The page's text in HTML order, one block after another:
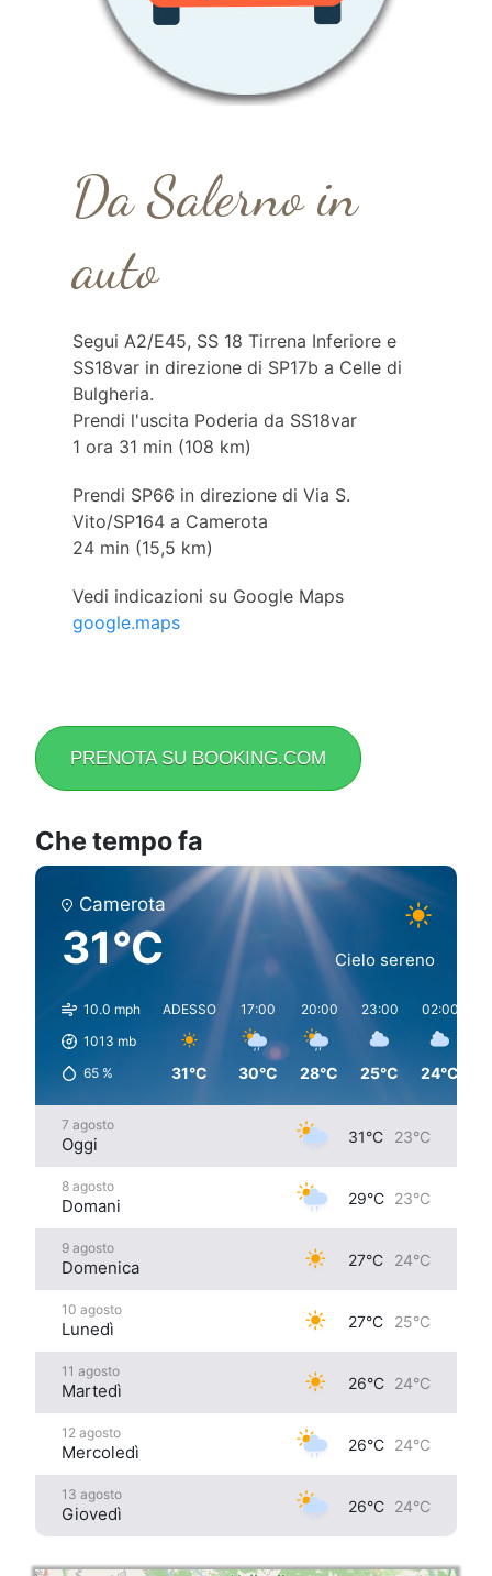
Da Salerno in
auto
Segui A2/E45, SS 18 Tirrena Inferiore e
SS18var in direzione di SP17b a Celle di
Bulgheria.
Prendi l'uscita Poderia da SS18var
1 ora 31 min (108 km)
Prendi SP66 in direzione di Via S.
Vito/SP164 a Camerota
24 min (15,5 km)
Vedi indicazioni su Google Maps
google.maps
PRENOTA SU BOOKING.COM
Che tempo fa
Camerota
31°C Cielo sereno
10.0 mph
1013 mb
65 %
ADESSO
31°C
17:00
30°C
20:00
28°C
23:00
25°C
02:00
24°C
7 agosto
Oggi 31°C 23°C
8 agosto
Domani 29°C 23°C
9 agosto
Domenica 27°C 24°C
10 agosto
Lunedì 27°C 25°C
11 agosto
Martedì 26°C 24°C
12 agosto
Mercoledì 26°C 24°C
13 agosto
Giovedì 26°C 24°C